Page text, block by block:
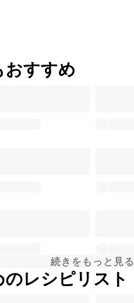
おすすめ
続きをもっと見る
レシピリスト